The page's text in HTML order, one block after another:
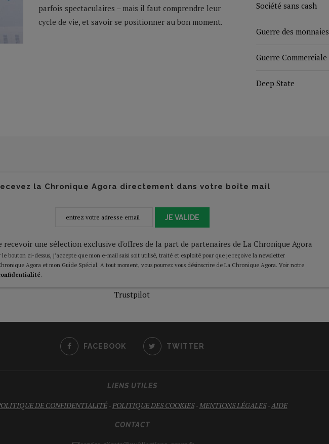
parfois spectaculaires – mais il faut comprendre leur
cycle de vie, et savoir se positionner au bon moment.
Société sans cash
Guerre des monnaies
Guerre Commerciale
Deep State
la Chronique Agora directement dans votre boîte mail
JE VALIDE
recevoir une sélection exclusive d'offres de la part de partenaires de La Chronique Agora
bouton ci-dessus, j’accepte que mon e-mail saisi soit utilisé, traité et exploité pour que je reçoive la newsletter
Agora et mon Guide Spécial. A tout moment, vous pourrez vous désinscrire de La Chronique Agora. Voir notre
.
Trustpilot
FACEBOOK TWITTER
LIENS UTILES
DE CONFIDENTIALITÉ-POLITIQUE DES COOKIES-MENTIONS LÉGALES-AIDE
CONTACT